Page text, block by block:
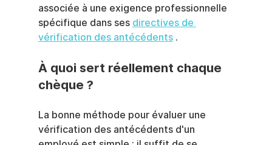
associée à une exigence professionnelle
spécifique dans ses directives de
vérification des antécédents .
À quoi sert réellement chaque
chèque ?
La bonne méthode pour évaluer une
vérification des antécédents d'un